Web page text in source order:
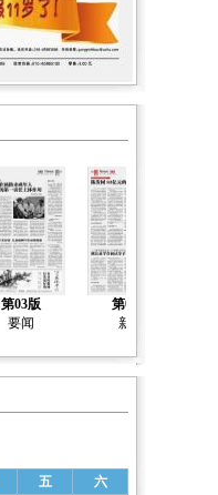
第03版
要闻
第04版
新闻
五 六